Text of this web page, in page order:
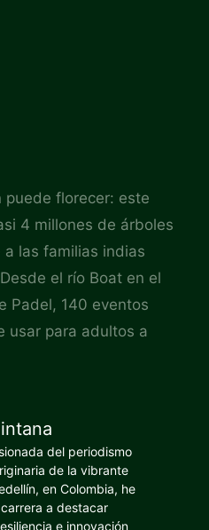
florecer: este
4 millones de árboles
las familias indias
el río Boat en el
Padel, 140 eventos
usar para adultos a
del periodismo
de la vibrante
en Colombia, he
a destacar
e innovación